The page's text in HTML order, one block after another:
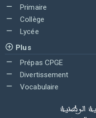
Primaire
Collège
Lycée
Plus
Prépas CPGE
Divertissement
Vocabulaire